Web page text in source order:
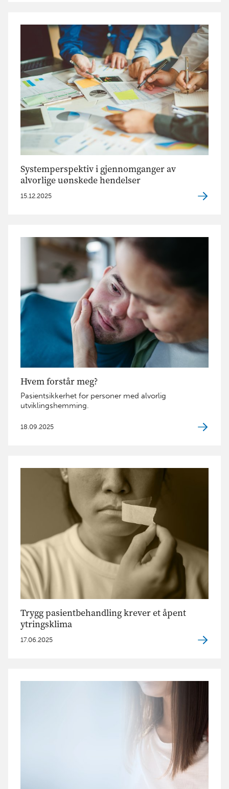
Systemperspektiv i gjennomganger av
alvorlige uønskede hendelser
15.12.2025
Hvem forstår meg?
Pasientsikkerhet for personer med alvorlig
utviklingshemming.
18.09.2025
Trygg pasientbehandling krever et åpent
ytringsklima
17.06.2025